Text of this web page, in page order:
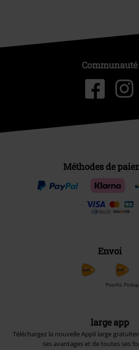
Communauté
Méthodes de
Envoi
PostNL Pickup
large app
Téléchargez la nouvelle Appli large
ses avantages et de toutes ses